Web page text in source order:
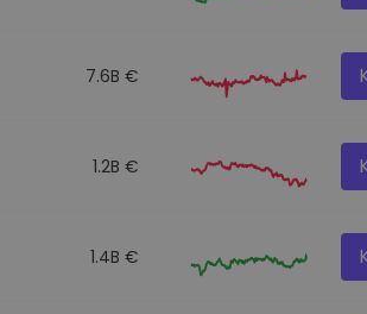
7.6B €
1.2B €
1.4B €